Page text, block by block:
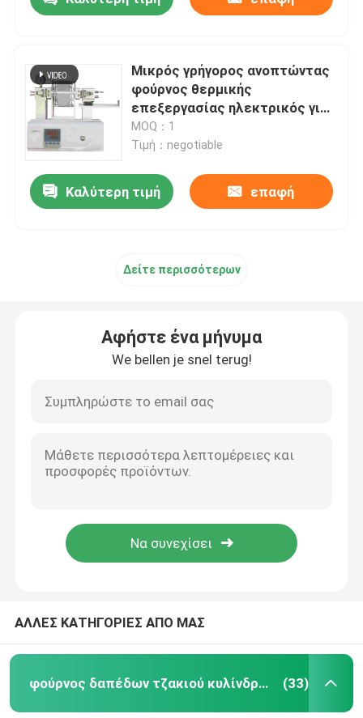
Μικρός γρήγορος ανοπτώντας
φούρνος θερμικής
επεξεργασίας ηλεκτρικός για
τη θέρμανση και την ψύξη των
λεπτών δειγμάτων
MOQ：1
Τιμή：negotiable
Καλύτερη τιμή επαφή
Δείτε περισσότερων
Αφήστε ένα μήνυμα
We bellen je snel terug!
ΑΛΛΕΣ ΚΑΤΗΓΟΡΙΕΣ ΑΠΟ ΜΑΣ
φούρνος δαπέδων τζακιού κυλίνδρων (33)